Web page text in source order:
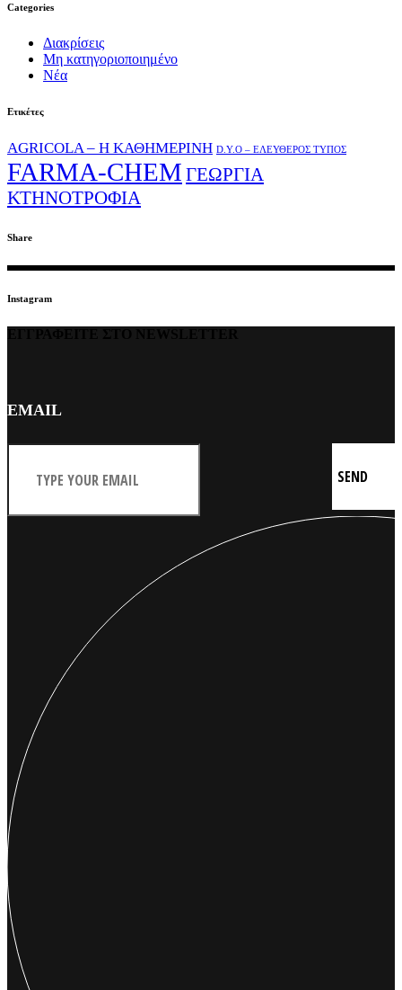
Categories
Διακρίσεις
Μη κατηγοριοποιημένο
Νέα
Ετικέτες
AGRICOLA – Η ΚΑΘΗΜΕΡΙΝΗ D.Y.O – ΕΛΕΥΘΕΡΟΣ ΤΥΠΟΣ
FARMA-CHEM ΓΕΩΡΓΙΑ
ΚΤΗΝΟΤΡΟΦΙΑ
Share
Instagram
EMAIL